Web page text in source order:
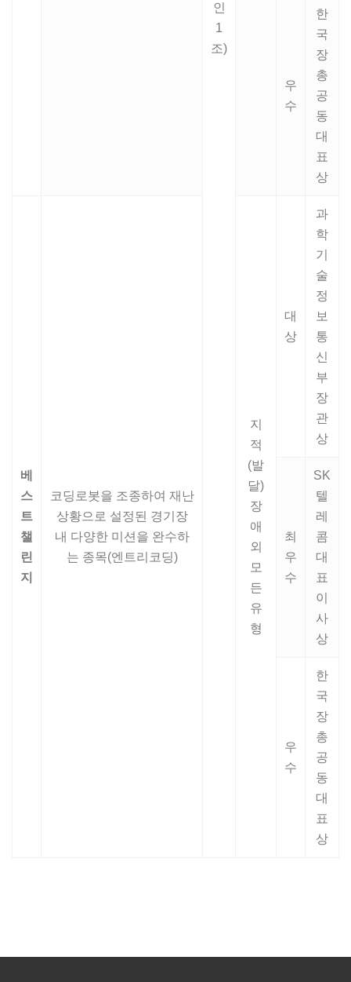
인
1
조)
우
수
한
국
장
총
공
동
대
표
상
베
스
트
챌
린
지
코딩로봇을 조종하여 재난
상황으로 설정된 경기장
내 다양한 미션을 완수하
는 종목(엔트리코딩)
지
적
(발
달)
장
애
외
모
든
유
형
대
상
과
학
기
술
정
보
통
신
부
장
관
상
최
우
수
SK
텔
레
콤
대
표
이
사
상
우
수
한
국
장
총
공
동
대
표
상